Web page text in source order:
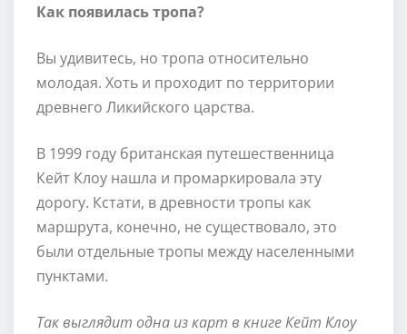
Как появилась тропа?
Вы удивитесь, но тропа относительно
молодая. Хоть и проходит по территории
древнего Ликийского царства.
В 1999 году британская путешественница
Кейт Клоу нашла и промаркировала эту
дорогу. Кстати, в древности тропы как
маршрута, конечно, не существовало, это
были отдельные тропы между населенными
пунктами.
Так выглядит одна из карт в книге Кейт Клоу